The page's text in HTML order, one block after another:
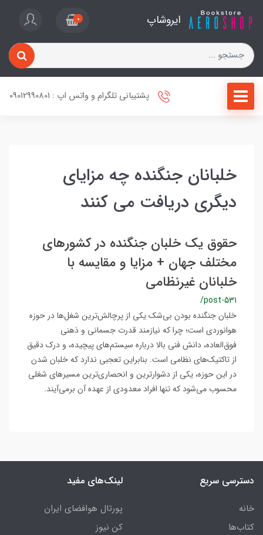
ایروشاپ 0
پشتیبانی تلگرام و واتس اپ : 09012990801
خلبانان جنگنده چه مزایای
دیگری دریافت می کنند
حقوق یک خلبان جنگنده در کشورهای
مختلف جهان + مزایا و مقایسه با
خلبانان غیرنظامی
/post-531
خلبان جنگنده بودن بی‌شک یکی از پرچالش‌ترین شغل‌ها در حوزه
هوانوردی است؛ چرا که نیازمند قدرت جسمانی و ذهنی
فوق‌العاده، دانش فنی بالا درباره سیستم‌های پیچیده، و درک دقیق
از تاکتیک‌های نظامی است. بنابراین تعجبی ندارد که خلبان شدن
در این حوزه، یکی از دشوارترین و انحصاری‌ترین مسیرهای شغلی
محسوب می‌شود که تنها افراد معدودی از عهده آن برمی‌آیند.
دسترسی سریع
خانه
کتاب‌ها
لینک‌های مفید
پورتال هوافضای ایران
کن نیوز